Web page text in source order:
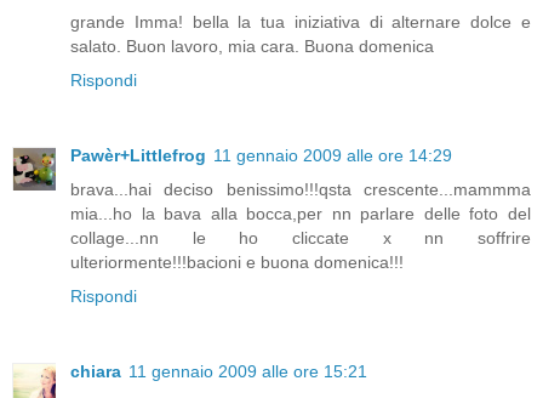
grande Imma! bella la tua iniziativa di alternare dolce e
salato. Buon lavoro, mia cara. Buona domenica
Rispondi
Pawèr+Littlefrog 11 gennaio 2009 alle ore 14:29
brava...hai deciso benissimo!!!qsta crescente...mammma
mia...ho la bava alla bocca,per nn parlare delle foto del
collage...nn le ho cliccate x nn soffrire
ulteriormente!!!bacioni e buona domenica!!!
Rispondi
chiara 11 gennaio 2009 alle ore 15:21